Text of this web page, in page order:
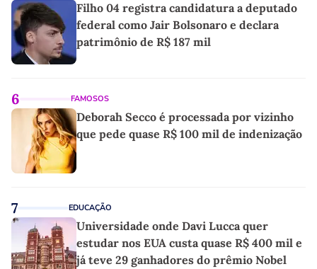
Filho 04 registra candidatura a deputado
federal como Jair Bolsonaro e declara
patrimônio de R$ 187 mil
6 FAMOSOS
Deborah Secco é processada por vizinho
que pede quase R$ 100 mil de indenização
7 EDUCAÇÃO
Universidade onde Davi Lucca quer
estudar nos EUA custa quase R$ 400 mil e
já teve 29 ganhadores do prêmio Nobel